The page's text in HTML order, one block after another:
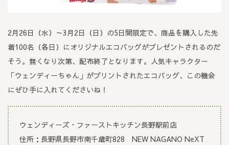
2月26日（水）～3月2日（日）の5日間限定で、商品を購入した先
着100名（各日）にオリジナルエコバッグがプレゼントされるのだ
そう。無くなり次第、配布終了となります。人気キャラクター
「ウェンディーちゃん」がプリントされたエコバッグ、この機会
にぜひ手に入れてくださいね！
ウェンディーズ・ファーストキッチン長野駅前店
住所：長野県長野市南千歳町828 NEW NAGANO NeXT